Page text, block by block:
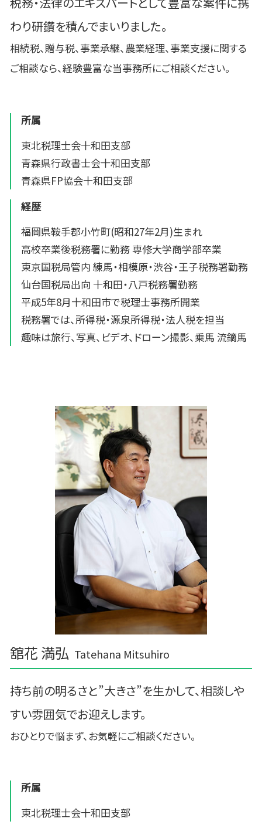
わり研鑽を積んでまいりました。
相続税、贈与税、事業承継、農業経理、事業支援に関する
ご相談なら、経験豊富な当事務所にご相談ください。
所属
東北税理士会十和田支部
青森県行政書士会十和田支部
青森県FP協会十和田支部
経歴
福岡県鞍手郡小竹町(昭和27年2月)生まれ
高校卒業後税務署に勤務 専修大学商学部卒業
東京国税局管内 練馬・相模原・渋谷・王子税務署勤務
仙台国税局出向 十和田・八戸税務署勤務
平成5年8月十和田市で税理士事務所開業
税務署では、所得税・源泉所得税・法人税を担当
趣味は旅行、写真、ビデオ、ドローン撮影、乗馬 流鏑馬
舘花 満弘 Tatehana Mitsuhiro
持ち前の明るさと”大きさ”を生かして、相談しや
すい雰囲気でお迎えします。
おひとりで悩まず、お気軽にご相談ください。
所属
東北税理士会十和田支部